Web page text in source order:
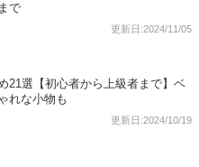
で
更新日:2024/11/05
21選【初心者から上級者まで】ベ
れな小物も
更新日:2024/10/19